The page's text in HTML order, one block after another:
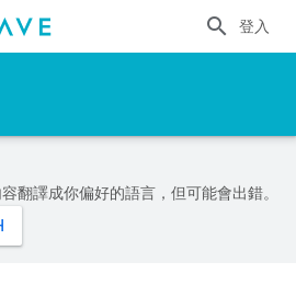
登入
翻譯成你偏好的語言，但可能會出錯。